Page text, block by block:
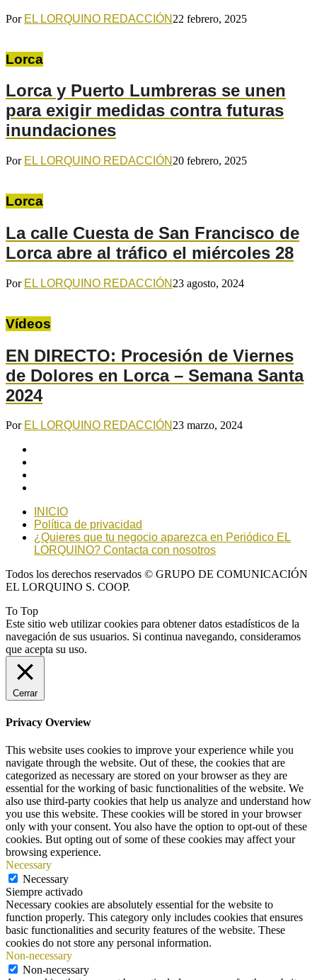
Por EL LORQUINO REDACCIÓN 22 febrero, 2025
Lorca
Lorca y Puerto Lumbreras se unen
para exigir medidas contra futuras
inundaciones
Por EL LORQUINO REDACCIÓN 20 febrero, 2025
Lorca
La calle Cuesta de San Francisco de
Lorca abre al tráfico el miércoles 28
Por EL LORQUINO REDACCIÓN 23 agosto, 2024
Vídeos
EN DIRECTO: Procesión de Viernes
de Dolores en Lorca – Semana Santa
2024
Por EL LORQUINO REDACCIÓN23 marzo, 2024
INICIO
Política de privacidad
¿Quieres que tu negocio aparezca en Periódico EL
LORQUINO? Contacta con nosotros
Todos los derechos reservados © GRUPO DE COMUNICACIÓN
EL LORQUINO S. COOP.
To Top
Este sitio web utilizar cookies para obtener datos estadísticos de la
navegación de sus usuarios. Si continua navegando, consideramos
que acepta su uso.
Cerrar
Privacy Overview
This website uses cookies to improve your experience while you
navigate through the website. Out of these, the cookies that are
categorized as necessary are stored on your browser as they are
essential for the working of basic functionalities of the website. We
also use third-party cookies that help us analyze and understand how
you use this website. These cookies will be stored in your browser
only with your consent. You also have the option to opt-out of these
cookies. But opting out of some of these cookies may affect your
browsing experience.
Necessary
Necessary
Siempre activado
Necessary cookies are absolutely essential for the website to
function properly. This category only includes cookies that ensures
basic functionalities and security features of the website. These
cookies do not store any personal information.
Non-necessary
Non-necessary